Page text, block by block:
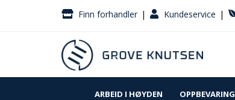
Finn forhandler | Kundeservice |
ARBEID I HØYDEN OPPBEVARING